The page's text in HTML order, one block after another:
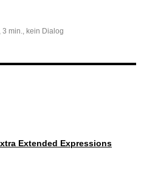
3 min., kein Dialog
Extended Expressions